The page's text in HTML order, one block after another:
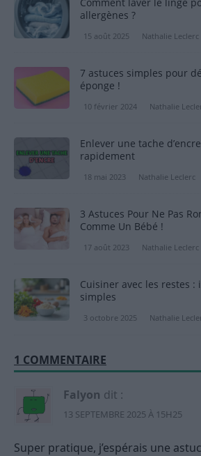
allergènes ?
15 août 2025 Nathalie Leclerc
7 astuces simples pour
éponge !
10 février 2024 Nathalie
Enlever une tache
rapidement
18 mai 2023 Nathalie Leclerc
3 Astuces Pour Ne Pas
Comme Un Bébé !
17 août 2023 Nathalie Leclerc
Cuisiner avec les restes :
simples
3 octobre 2025 Nathalie
1 COMMENTAIRE
Falyon dit :
13 SEPTEMBRE 2025 À 15H25
Super pratique, j’espérais une